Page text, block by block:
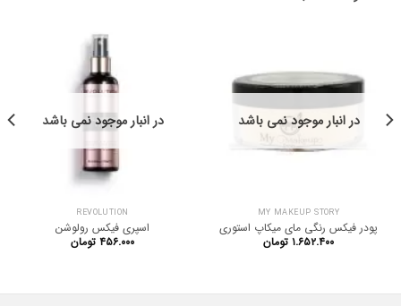
در انبار موجود نمی باشد
MY MAKEUP STORY
پودر فیکس رنگی مای میکاپ استوری
۱.۶۵۲.۴۰۰ تومان
در انبار موجود نمی باشد
REVOLUTION
اسپری فیکس رولوشن
۴۵۶.۰۰۰ تومان